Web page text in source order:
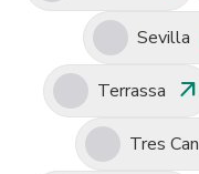
Sevilla
Terrassa arrow_outward
Tres